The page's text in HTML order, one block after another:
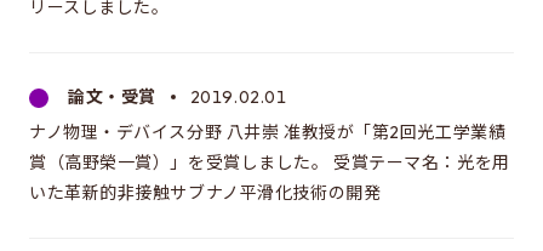
リースしました。
論文・受賞
2019.02.01
ナノ物理・デバイス分野 八井崇 准教授が「第2回光工学業績
賞（高野榮一賞）」を受賞しました。 受賞テーマ名：光を用
いた革新的非接触サブナノ平滑化技術の開発